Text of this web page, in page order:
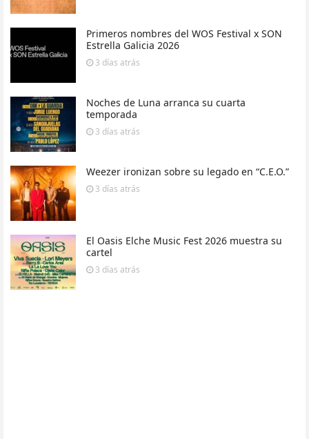
Primeros nombres del WOS Festival x SON
Estrella Galicia 2026
3 días atrás
Noches de Luna arranca su cuarta
temporada
3 días atrás
Weezer ironizan sobre su legado en “C.E.O.”
3 días atrás
El Oasis Elche Music Fest 2026 muestra su
cartel
3 días atrás